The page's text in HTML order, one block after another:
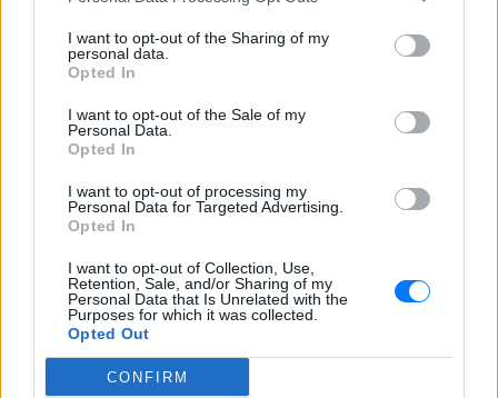
I want to opt-out of the Sharing of my
personal data.
Opted In
I want to opt-out of the Sale of my
Personal Data.
Opted In
I want to opt-out of processing my
Personal Data for Targeted Advertising.
Opted In
I want to opt-out of Collection, Use,
Retention, Sale, and/or Sharing of my
Personal Data that Is Unrelated with the
Purposes for which it was collected.
Opted Out
CONFIRM
«OK yes, πάει η Ελλάδα για εκλογές»: Τα
...και αγαπημένοι υποψήφιοι βουλευτές!
ΠΡΙΝ 168 ΕΒΔΟΜΆΔΕΣ